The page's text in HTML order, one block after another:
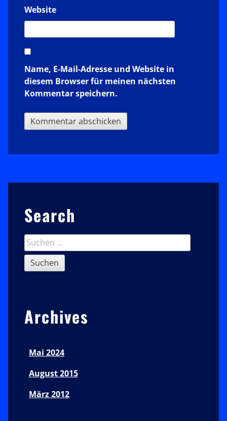
Website
Name, E-Mail-Adresse und Website in
diesem Browser für meinen nächsten
Kommentar speichern.
Search
Suchen
nach:
Archives
Mai 2024
August 2015
März 2012